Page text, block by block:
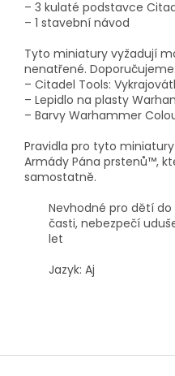
– 3 kulaté podstavce
– 1 stavební návod
Tyto miniatury vyžadují
nenatřené. Doporučujeme:
– Citadel Tools:
– Lepidlo na plasty
– Barvy Warhammer
Pravidla pro tyto
Armády Pána prstenů™,
samostatně.
Nevhodné pro dětí
časti, nebezpečí
let
Jazyk: Aj
Z